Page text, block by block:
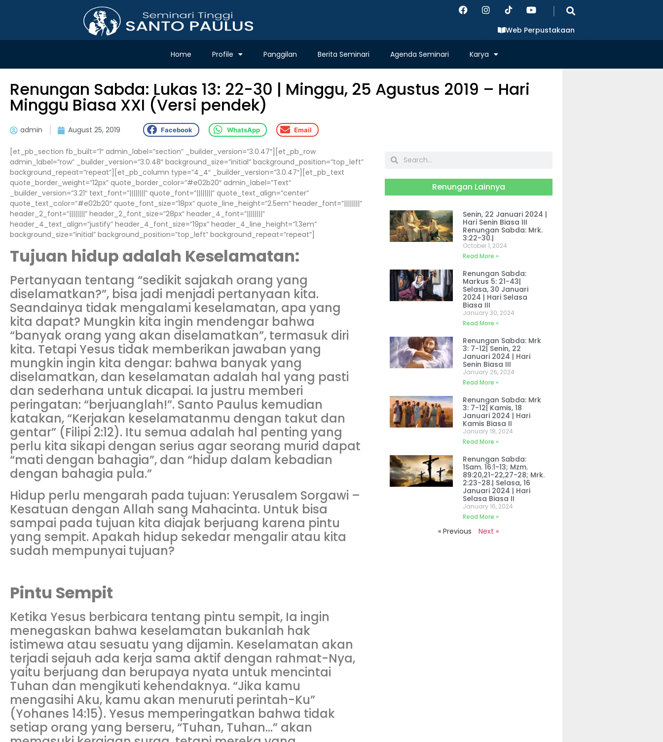
|
Web Perpustakaan
Home Profile Panggilan Berita Seminari Agenda Seminari Karya
Renungan Sabda: Lukas 13: 22-30 | Minggu, 25 Agustus 2019 – Hari
Minggu Biasa XXI (Versi pendek)
admin August 25, 2019 Facebook WhatsApp Email
[et_pb_section fb_built=”1″ admin_label=”section” _builder_version=”3.0.47″][et_pb_row
admin_label=”row” _builder_version=”3.0.48″ background_size=”initial” background_position=”top_left”
background_repeat=”repeat”][et_pb_column type=”4_4″ _builder_version=”3.0.47″][et_pb_text
quote_border_weight=”12px” quote_border_color=”#e02b20″ admin_label=”Text”
_builder_version=”3.21″ text_font=”||||||||” quote_font=”||||||||” quote_text_align=”center”
quote_text_color=”#e02b20″ quote_font_size=”18px” quote_line_height=”2.5em” header_font=”||||||||”
header_2_font=”||||||||” header_2_font_size=”28px” header_4_font=”||||||||”
header_4_text_align=”justify” header_4_font_size=”19px” header_4_line_height=”1.3em”
background_size=”initial” background_position=”top_left” background_repeat=”repeat”]
Tujuan hidup adalah Keselamatan:
Pertanyaan tentang “sedikit sajakah orang yang
diselamatkan?”, bisa jadi menjadi pertanyaan kita.
Seandainya tidak mengalami keselamatan, apa yang
kita dapat? Mungkin kita ingin mendengar bahwa
“banyak orang yang akan diselamatkan”, termasuk diri
kita. Tetapi Yesus tidak memberikan jawaban yang
mungkin ingin kita dengar: bahwa banyak yang
diselamatkan, dan keselamatan adalah hal yang pasti
dan sederhana untuk dicapai. Ia justru memberi
peringatan: “berjuanglah!”. Santo Paulus kemudian
katakan, “Kerjakan keselamatanmu dengan takut dan
gentar” (Filipi 2:12). Itu semua adalah hal penting yang
perlu kita sikapi dengan serius agar seorang murid dapat
“mati dengan bahagia”, dan “hidup dalam kebadian
dengan bahagia pula.”
Hidup perlu mengarah pada tujuan: Yerusalem Sorgawi –
Kesatuan dengan Allah sang Mahacinta. Untuk bisa
sampai pada tujuan kita diajak berjuang karena pintu
yang sempit. Apakah hidup sekedar mengalir atau kita
sudah mempunyai tujuan?
Pintu Sempit
Ketika Yesus berbicara tentang pintu sempit, Ia ingin
menegaskan bahwa keselamatan bukanlah hak
istimewa atau sesuatu yang dijamin. Keselamatan akan
terjadi sejauh ada kerja sama aktif dengan rahmat-Nya,
yaitu berjuang dan berupaya nyata untuk mencintai
Tuhan dan mengikuti kehendaknya. “Jika kamu
mengasihi Aku, kamu akan menuruti perintah-Ku”
(Yohanes 14:15). Yesus memperingatkan bahwa tidak
setiap orang yang berseru, “Tuhan, Tuhan…” akan
Renungan Lainnya
Senin, 22 Januari 2024 |
Hari Senin Biasa III
Renungan Sabda: Mrk.
3:22-30.|
October 1, 2024
Read More »
Renungan Sabda:
Markus 5: 21-43|
Selasa, 30 Januari
2024 | Hari Selasa
Biasa III
January 30, 2024
Read More »
Renungan Sabda: Mrk
3: 7-12| Senin, 22
Januari 2024 | Hari
Senin Biasa III
January 26, 2024
Read More »
Renungan Sabda: Mrk
3: 7-12| Kamis, 18
Januari 2024 | Hari
Kamis Biasa II
January 18, 2024
Read More »
Renungan Sabda:
1Sam. 16:1-13; Mzm.
89:20,21-22,27-28; Mrk.
2:23-28.| Selasa, 16
Januari 2024 | Hari
Selasa Biasa II
January 16, 2024
Read More »
« Previous Next »